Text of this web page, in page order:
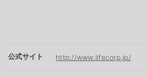
公式サイト http://www.lifecorp.jp/